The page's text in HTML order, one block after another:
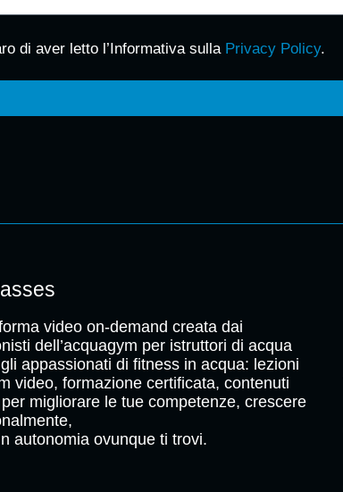
di aver letto l’Informativa sulla Privacy Policy.
video on-demand creata dai
dell’acquagym per istruttori di acqua
appassionati di fitness in acqua: lezioni
video, formazione certificata, contenuti
migliorare le tue competenze, crescere
autonomia ovunque ti trovi.